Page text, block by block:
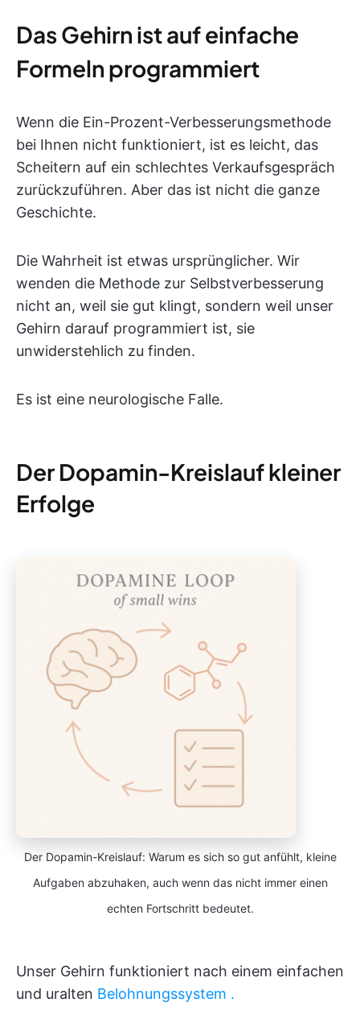
Das Gehirn ist auf einfache
Formeln programmiert
Wenn die Ein-Prozent-Verbesserungsmethode
bei Ihnen nicht funktioniert, ist es leicht, das
Scheitern auf ein schlechtes Verkaufsgespräch
zurückzuführen. Aber das ist nicht die ganze
Geschichte.
Die Wahrheit ist etwas ursprünglicher. Wir
wenden die Methode zur Selbstverbesserung
nicht an, weil sie gut klingt, sondern weil unser
Gehirn darauf programmiert ist, sie
unwiderstehlich zu finden.
Es ist eine neurologische Falle.
Der Dopamin-Kreislauf kleiner
Erfolge
Der Dopamin-Kreislauf: Warum es sich so gut anfühlt, kleine
Aufgaben abzuhaken, auch wenn das nicht immer einen
echten Fortschritt bedeutet.
Unser Gehirn funktioniert nach einem einfachen
und uralten Belohnungssystem .